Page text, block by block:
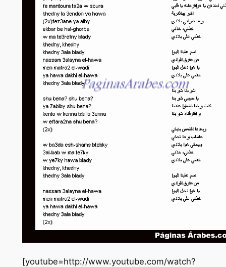
[youtube=http://www.youtube.com/watch?